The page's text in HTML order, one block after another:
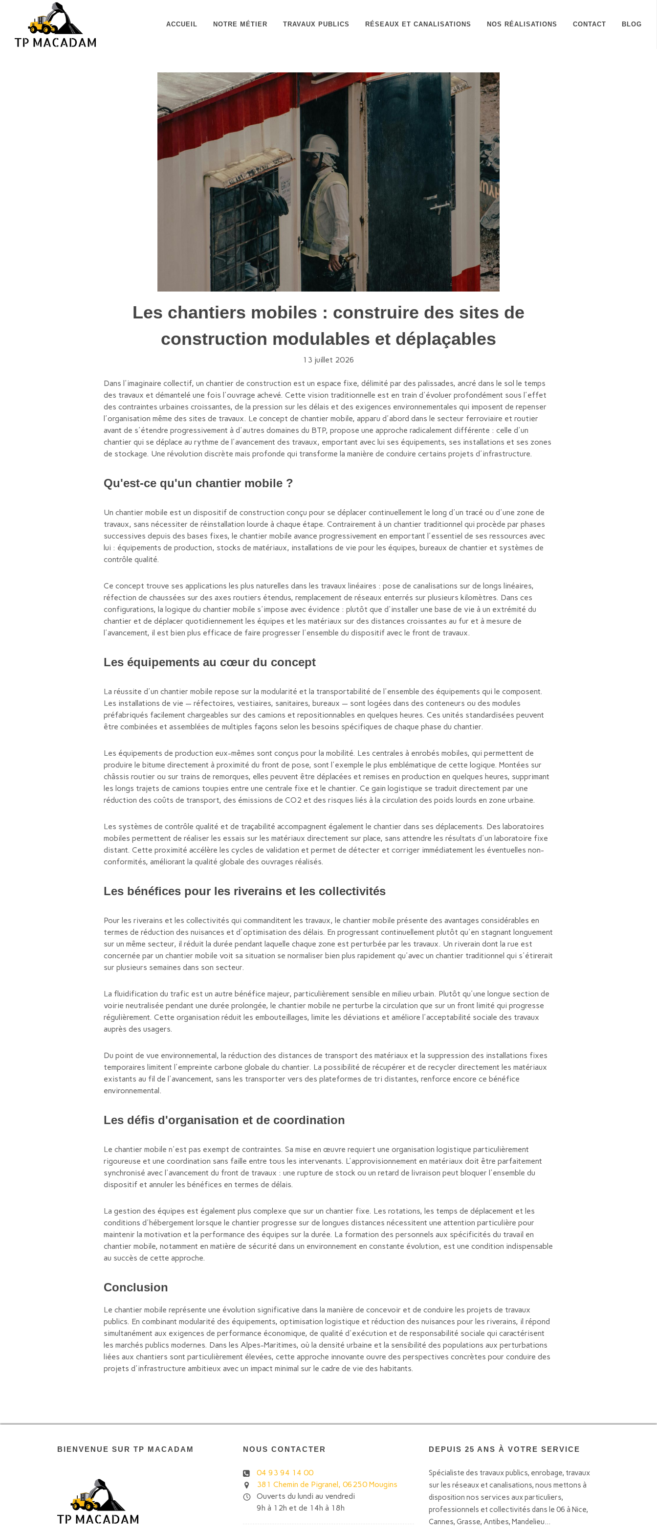
ACCUEIL NOTRE MÉTIER TRAVAUX PUBLICS RÉSEAUX ET CANALISATIONS NOS RÉALISATIONS CONTACT BLOG
Les chantiers mobiles : construire des sites de
construction modulables et déplaçables
13 juillet 2026
Dans l'imaginaire collectif, un chantier de construction est un espace fixe, délimité par des palissades, ancré dans le sol le temps
des travaux et démantelé une fois l'ouvrage achevé. Cette vision traditionnelle est en train d'évoluer profondément sous l'effet
des contraintes urbaines croissantes, de la pression sur les délais et des exigences environnementales qui imposent de repenser
l'organisation même des sites de travaux. Le concept de chantier mobile, apparu d'abord dans le secteur ferroviaire et routier
avant de s'étendre progressivement à d'autres domaines du BTP, propose une approche radicalement différente : celle d'un
chantier qui se déplace au rythme de l'avancement des travaux, emportant avec lui ses équipements, ses installations et ses zones
de stockage. Une révolution discrète mais profonde qui transforme la manière de conduire certains projets d'infrastructure.
Qu'est-ce qu'un chantier mobile ?
Un chantier mobile est un dispositif de construction conçu pour se déplacer continuellement le long d'un tracé ou d'une zone de
travaux, sans nécessiter de réinstallation lourde à chaque étape. Contrairement à un chantier traditionnel qui procède par phases
successives depuis des bases fixes, le chantier mobile avance progressivement en emportant l'essentiel de ses ressources avec
lui : équipements de production, stocks de matériaux, installations de vie pour les équipes, bureaux de chantier et systèmes de
contrôle qualité.
Ce concept trouve ses applications les plus naturelles dans les travaux linéaires : pose de canalisations sur de longs linéaires,
réfection de chaussées sur des axes routiers étendus, remplacement de réseaux enterrés sur plusieurs kilomètres. Dans ces
configurations, la logique du chantier mobile s'impose avec évidence : plutôt que d'installer une base de vie à un extrémité du
chantier et de déplacer quotidiennement les équipes et les matériaux sur des distances croissantes au fur et à mesure de
l'avancement, il est bien plus efficace de faire progresser l'ensemble du dispositif avec le front de travaux.
Les équipements au cœur du concept
La réussite d'un chantier mobile repose sur la modularité et la transportabilité de l'ensemble des équipements qui le composent.
Les installations de vie — réfectoires, vestiaires, sanitaires, bureaux — sont logées dans des conteneurs ou des modules
préfabriqués facilement chargeables sur des camions et repositionnables en quelques heures. Ces unités standardisées peuvent
être combinées et assemblées de multiples façons selon les besoins spécifiques de chaque phase du chantier.
Les équipements de production eux-mêmes sont conçus pour la mobilité. Les centrales à enrobés mobiles, qui permettent de
produire le bitume directement à proximité du front de pose, sont l'exemple le plus emblématique de cette logique. Montées sur
châssis routier ou sur trains de remorques, elles peuvent être déplacées et remises en production en quelques heures, supprimant
les longs trajets de camions toupies entre une centrale fixe et le chantier. Ce gain logistique se traduit directement par une
réduction des coûts de transport, des émissions de CO2 et des risques liés à la circulation des poids lourds en zone urbaine.
Les systèmes de contrôle qualité et de traçabilité accompagnent également le chantier dans ses déplacements. Des laboratoires
mobiles permettent de réaliser les essais sur les matériaux directement sur place, sans attendre les résultats d'un laboratoire fixe
distant. Cette proximité accélère les cycles de validation et permet de détecter et corriger immédiatement les éventuelles non-
conformités, améliorant la qualité globale des ouvrages réalisés.
Les bénéfices pour les riverains et les collectivités
Pour les riverains et les collectivités qui commanditent les travaux, le chantier mobile présente des avantages considérables en
termes de réduction des nuisances et d'optimisation des délais. En progressant continuellement plutôt qu'en stagnant longuement
sur un même secteur, il réduit la durée pendant laquelle chaque zone est perturbée par les travaux. Un riverain dont la rue est
concernée par un chantier mobile voit sa situation se normaliser bien plus rapidement qu'avec un chantier traditionnel qui s'étirerait
sur plusieurs semaines dans son secteur.
La fluidification du trafic est un autre bénéfice majeur, particulièrement sensible en milieu urbain. Plutôt qu'une longue section de
voirie neutralisée pendant une durée prolongée, le chantier mobile ne perturbe la circulation que sur un front limité qui progresse
régulièrement. Cette organisation réduit les embouteillages, limite les déviations et améliore l'acceptabilité sociale des travaux
auprès des usagers.
Du point de vue environnemental, la réduction des distances de transport des matériaux et la suppression des installations fixes
temporaires limitent l'empreinte carbone globale du chantier. La possibilité de récupérer et de recycler directement les matériaux
existants au fil de l'avancement, sans les transporter vers des plateformes de tri distantes, renforce encore ce bénéfice
environnemental.
Les défis d'organisation et de coordination
Le chantier mobile n'est pas exempt de contraintes. Sa mise en œuvre requiert une organisation logistique particulièrement
rigoureuse et une coordination sans faille entre tous les intervenants. L'approvisionnement en matériaux doit être parfaitement
synchronisé avec l'avancement du front de travaux : une rupture de stock ou un retard de livraison peut bloquer l'ensemble du
dispositif et annuler les bénéfices en termes de délais.
La gestion des équipes est également plus complexe que sur un chantier fixe. Les rotations, les temps de déplacement et les
conditions d'hébergement lorsque le chantier progresse sur de longues distances nécessitent une attention particulière pour
maintenir la motivation et la performance des équipes sur la durée. La formation des personnels aux spécificités du travail en
chantier mobile, notamment en matière de sécurité dans un environnement en constante évolution, est une condition indispensable
au succès de cette approche.
Conclusion
Le chantier mobile représente une évolution significative dans la manière de concevoir et de conduire les projets de travaux
publics. En combinant modularité des équipements, optimisation logistique et réduction des nuisances pour les riverains, il répond
simultanément aux exigences de performance économique, de qualité d'exécution et de responsabilité sociale qui caractérisent
les marchés publics modernes. Dans les Alpes-Maritimes, où la densité urbaine et la sensibilité des populations aux perturbations
liées aux chantiers sont particulièrement élevées, cette approche innovante ouvre des perspectives concrètes pour conduire des
projets d'infrastructure ambitieux avec un impact minimal sur le cadre de vie des habitants.
BIENVENUE SUR TP MACADAM NOUS CONTACTER
04 93 94 14 00
381 Chemin de Pigranel, 06250 Mougins
Ouverts du lundi au vendredi
9h à 12h et de 14h à 18h
DEPUIS 25 ANS À VOTRE SERVICE
Spécialiste des travaux publics, enrobage, travaux
sur les réseaux et canalisations, nous mettons à
disposition nos services aux particuliers,
professionnels et collectivités dans le 06 à Nice,
Cannes, Grasse, Antibes, Mandelieu...
Panneau de gestion des cookies